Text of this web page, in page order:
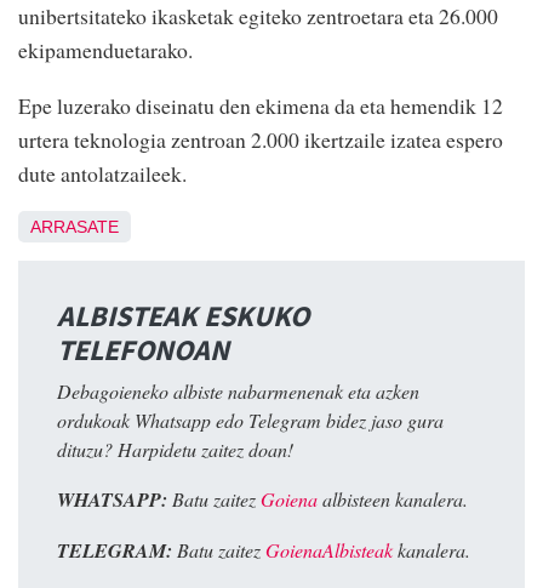
unibertsitateko ikasketak egiteko zentroetara eta 26.000
ekipamenduetarako.
Epe luzerako diseinatu den ekimena da eta hemendik 12
urtera teknologia zentroan 2.000 ikertzaile izatea espero
dute antolatzaileek.
ARRASATE
ALBISTEAK ESKUKO
TELEFONOAN
Debagoieneko albiste nabarmenenak eta azken
ordukoak Whatsapp edo Telegram bidez jaso gura
dituzu? Harpidetu zaitez doan!
WHATSAPP: Batu zaitezGoienaalbisteen kanalera.
TELEGRAM: Batu zaitezGoienaAlbisteakkanalera.